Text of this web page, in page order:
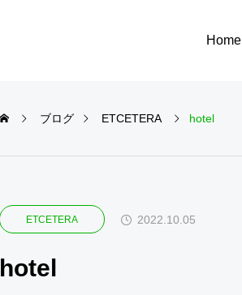
Home
WATER
PROFILE
ブログ ETCETERA hotel
ETCETERA 2022.10.05
hotel